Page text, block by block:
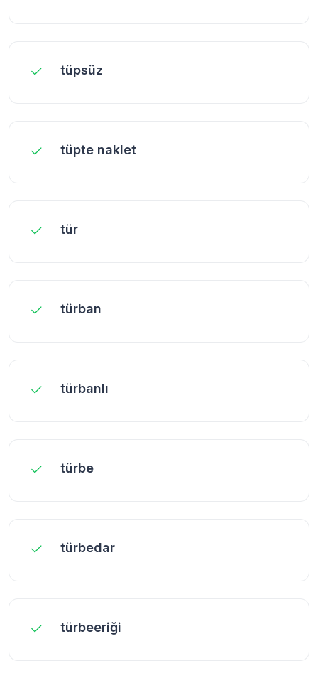
tüpsüz
tüpte naklet
tür
türban
türbanlı
türbe
türbedar
türbeeriği